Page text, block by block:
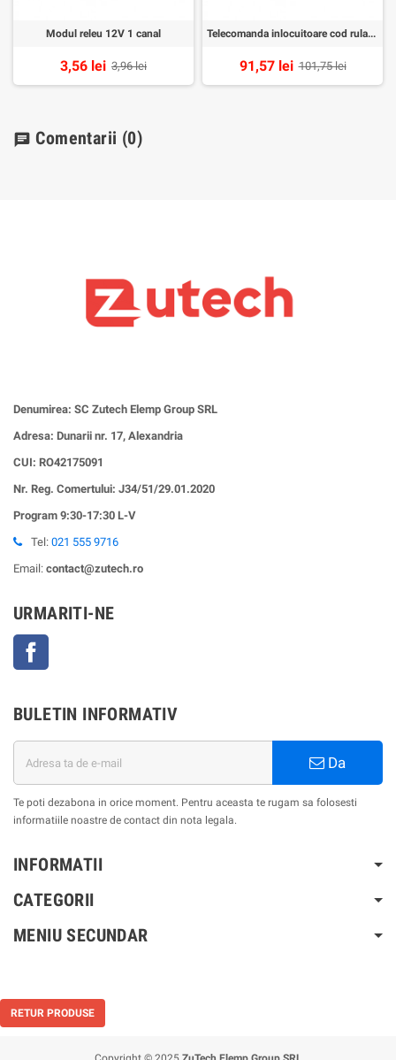
Modul releu 12V 1 canal
3,56 lei 3,96 lei
Telecomanda inlocuitoare cod rulant sau fix Superior
91,57 lei 101,75 lei
chat Comentarii (0)
Denumirea: SC Zutech Elemp Group SRL
Adresa: Dunarii nr. 17, Alexandria
CUI: RO42175091
Nr. Reg. Comertului: J34/51/29.01.2020
Program 9:30-17:30 L-V
Tel: 021 555 9716
Email: contact@zutech.ro
URMARITI-NE
BULETIN INFORMATIV
Da
Te poti dezabona in orice moment. Pentru aceasta te rugam sa folosesti
informatiile noastre de contact din nota legala.
INFORMATII
CATEGORII
MENIU SECUNDAR
RETUR PRODUSE